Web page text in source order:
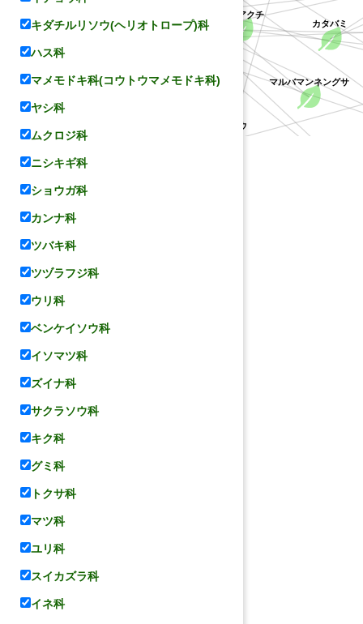
ウラジロアカメガシワ
シシアクチ
ジョウザンシジミ
ミツバベンケイソ
クロツバメシジミ
ミセバヤ
チャボツメレンゲ
ンゲ
ツシママンネ
ヒユ科
キダチルリソウ(ヘリオトロープ)科
ハス科
マメモドキ科(コウトウマメモドキ科)
ヤシ科
ムクロジ科
ニシキギ科
ショウガ科
カンナ科
ツバキ科
ツヅラフジ科
ウリ科
ベンケイソウ科
イソマツ科
ズイナ科
サクラソウ科
キク科
グミ科
トクサ科
マツ科
ユリ科
スイカズラ科
イネ科